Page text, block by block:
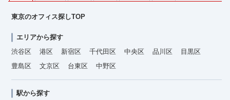
東京のオフィス探しTOP
エリアから探す
渋谷区
港区 新宿区 千代田区 中央区 品川区
目黒区
豊島区
文京区 台東区 中野区
駅から探す